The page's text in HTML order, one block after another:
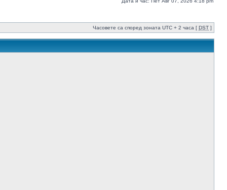
Часовете са според зоната UTC + 2 часа [ DST ]